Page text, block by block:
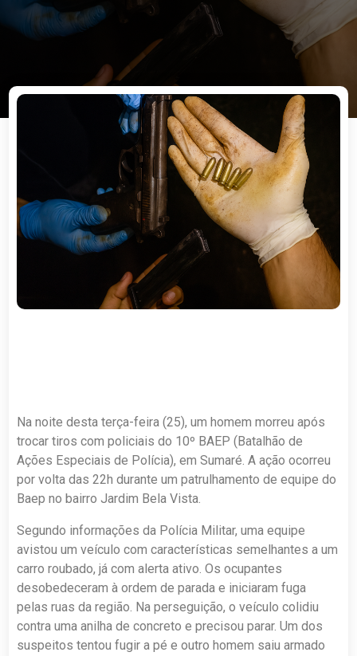
Na noite desta terça-feira (25), um homem morreu após
trocar tiros com policiais do 10º BAEP (Batalhão de
Ações Especiais de Polícia), em Sumaré. A ação ocorreu
por volta das 22h durante um patrulhamento de equipe do
Baep no bairro Jardim Bela Vista.
Segundo informações da Polícia Militar, uma equipe
avistou um veículo com características semelhantes a um
carro roubado, já com alerta ativo. Os ocupantes
desobedeceram à ordem de parada e iniciaram fuga
pelas ruas da região. Na perseguição, o veículo colidiu
contra uma anilha de concreto e precisou parar. Um dos
suspeitos tentou fugir a pé e outro homem saiu armado